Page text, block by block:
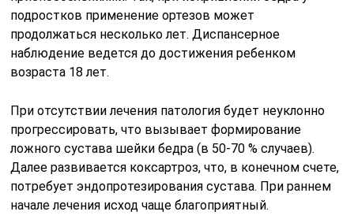
подростков применение ортезов может
продолжаться несколько лет. Диспансерное
наблюдение ведется до достижения ребенком
возраста 18 лет.
При отсутствии лечения патология будет неуклонно
прогрессировать, что вызывает формирование
ложного сустава шейки бедра (в 50-70 % случаев).
Далее развивается коксартроз, что, в конечном счете,
потребует эндопротезирования сустава. При раннем
начале лечения исход чаще благоприятный.